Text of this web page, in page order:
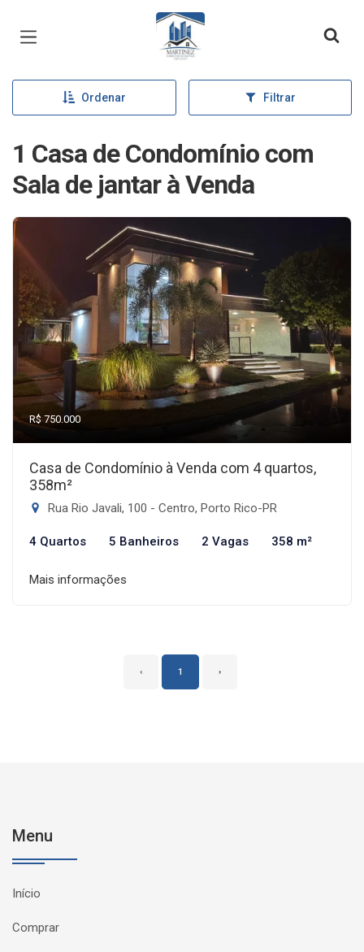
Página inicial
Ordenar Filtrar
1 Casa de Condomínio com
Sala de jantar à Venda
R$ 750.000
Casa de Condomínio à Venda com 4 quartos,
358m²
Rua Rio Javali, 100 - Centro, Porto Rico-PR
4 Quartos 5 Banheiros 2 Vagas 358 m²
Mais informações
‹ 1 ›
Menu
Início
Comprar